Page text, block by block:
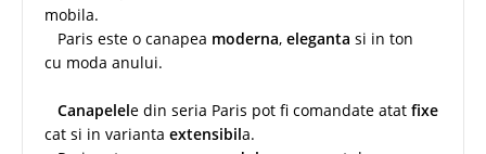
mobila.
Paris este o canapea moderna, eleganta si in ton
cu moda anului.
Canapelele din seria Paris pot fi comandate atat fixe
cat si in varianta extensibila.